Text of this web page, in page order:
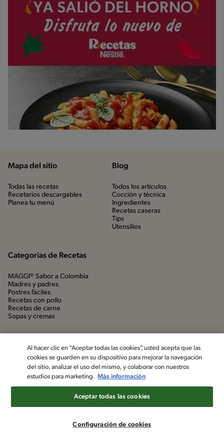
Mapa del sitio
Todas las recetas
Recetarios descargables
Planea tu menú
Blog
Todos los artículos
Cocción y técnica
Ingredientes
Recetas caseras
Tips
Utensílios
Categorias de Recetas
MAGGI® Sabor a Colombia
Madres y padres
Postres fáciles
Recetas con pollo
Recetas de carne
Sopas y cremas
©2022, Nestlé. Marcas registradas por Société dels Produits Nestlé,
Al hacer clic en “Aceptar todas las cookies”, usted acepta que las
cookies se guarden en su dispositivo para mejorar la navegación
del sitio, analizar el uso del mismo, y colaborar con nuestros
estudios para marketing. Más información
Configuración de cookies
Aceptar todas las cookies